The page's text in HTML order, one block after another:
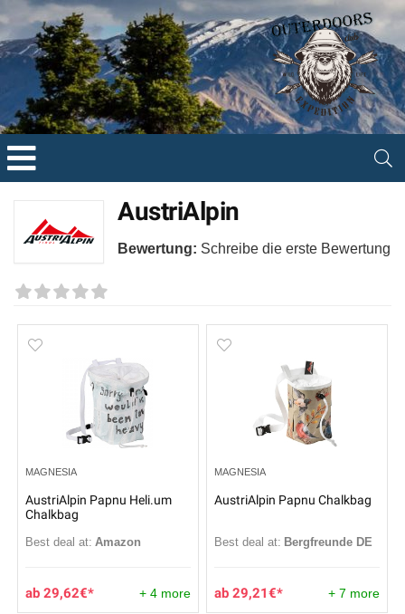
AustriAlpin
Bewertung: Schreibe die erste Bewertung
MAGNESIA
AustriAlpin Papnu Heli.um
Chalkbag
Best deal at: Amazon
29,62€ + 4 more
MAGNESIA
AustriAlpin Papnu Chalkbag
Best deal at: Bergfreunde DE
29,21€ + 7 more